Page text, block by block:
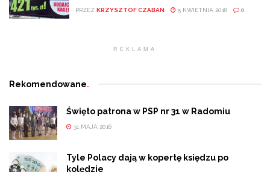
PRZEZ KRZYSZTOF CZABAN 5 KWIETNIA 2018 0
REKLAMA
Rekomendowane.
Święto patrona w PSP nr 31 w Radomiu
31 MAJA 2016
Tyle Polacy dają w kopertę księdzu po
kolędzie